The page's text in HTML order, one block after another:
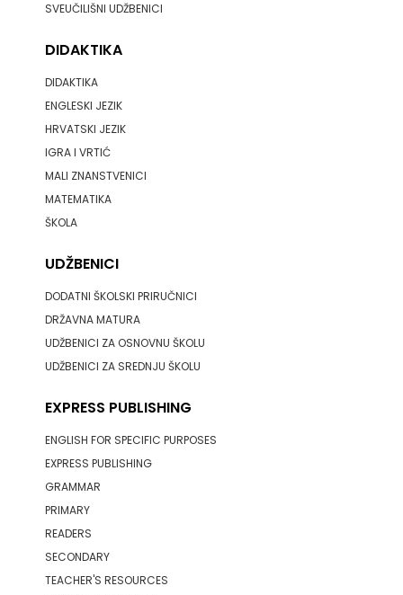
SVEUČILIŠNI UDŽBENICI
DIDAKTIKA
DIDAKTIKA
ENGLESKI JEZIK
HRVATSKI JEZIK
IGRA I VRTIĆ
MALI ZNANSTVENICI
MATEMATIKA
ŠKOLA
UDŽBENICI
DODATNI ŠKOLSKI PRIRUČNICI
DRŽAVNA MATURA
UDŽBENICI ZA OSNOVNU ŠKOLU
UDŽBENICI ZA SREDNJU ŠKOLU
EXPRESS PUBLISHING
ENGLISH FOR SPECIFIC PURPOSES
EXPRESS PUBLISHING
GRAMMAR
PRIMARY
READERS
SECONDARY
TEACHER'S RESOURCES